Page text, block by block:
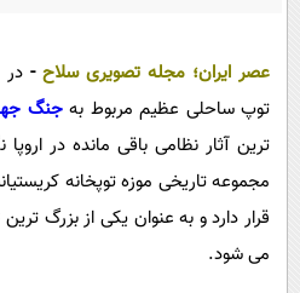
گوناگون
حوادث
محیط زیست
آشپزی
دانلود
عصر ایران؛ مجله تصویری سلاح -
توپ ساحلی عظیم مربوط بهجنگ
ترین آثار نظامی باقی ‌مانده در
مجموعه تاریخی موزه توپخانه
قرار دارد و به عنوان یکی از بزرگ‌
می‌ شود.